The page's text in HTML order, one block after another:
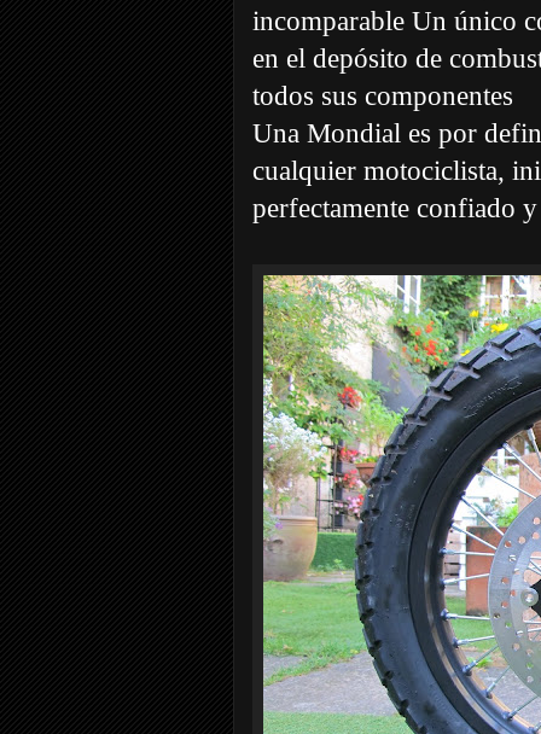
incomparable Un único
en el depósito de
todos sus componentes
Una Mondial es por
cualquier motociclista,
perfectamente confiado